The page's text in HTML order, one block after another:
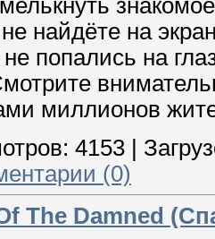
найдёте на
попались на
миллионов
4153 |
(0)
The Damned